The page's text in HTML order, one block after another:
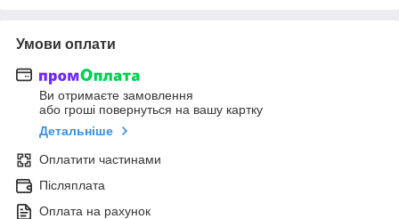
Умови оплати
Ви отримаєте замовлення
або гроші повернуться на вашу картку
Детальніше
Оплатити частинами
Післяплата
Оплата на рахунок